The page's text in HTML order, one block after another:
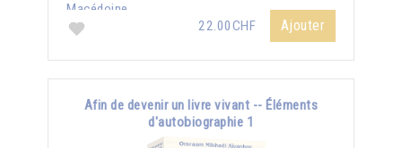
Macédoine...
22.00CHF
Ajouter
Afin de devenir un livre vivant -- Éléments
d'autobiographie 1